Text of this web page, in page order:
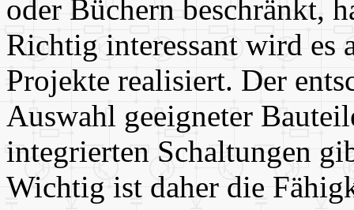
oder Büchern beschränkt,
Richtig interessant wird es
Projekte realisiert. Der
Auswahl geeigneter
integrierten Schaltungen
Wichtig ist daher die